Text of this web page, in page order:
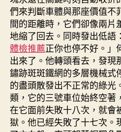
們來判斷車體與那座價值不
間的距離時，它們卻像兩片
地縮了回去。同時發出低語
體檢推薦正你也停不好。」
出來了。他轉頭看去，發現
鏽跡斑斑鐵網的多層機械式
的盡頭散發出不正常的綠光
類，它的三號車位始終空著
在它面前失敗十八次，就會
獄。他已經失敗了十七次。